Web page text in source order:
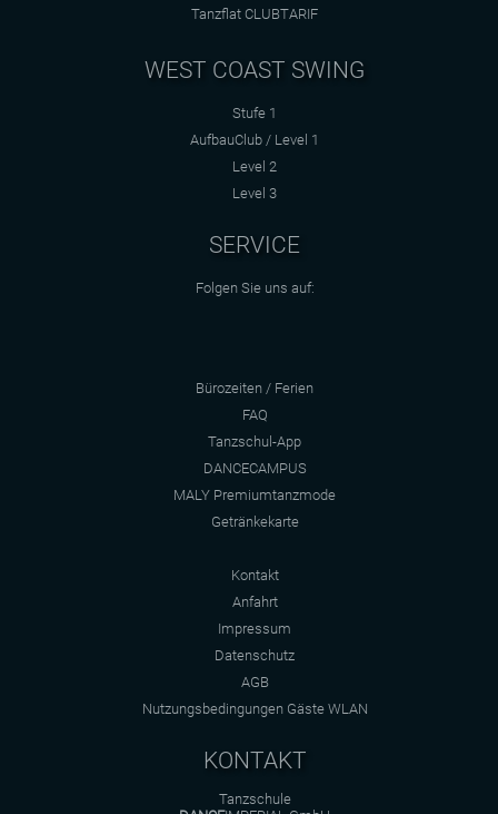
Tanzflat CLUBTARIF
WEST COAST SWING
Stufe 1
AufbauClub / Level 1
Level 2
Level 3
SERVICE
Folgen Sie uns auf:
Bürozeiten / Ferien
FAQ
Tanzschul-App
DANCECAMPUS
MALY Premiumtanzmode
Getränkekarte
Kontakt
Anfahrt
Impressum
Datenschutz
AGB
Nutzungsbedingungen Gäste WLAN
KONTAKT
Tanzschule